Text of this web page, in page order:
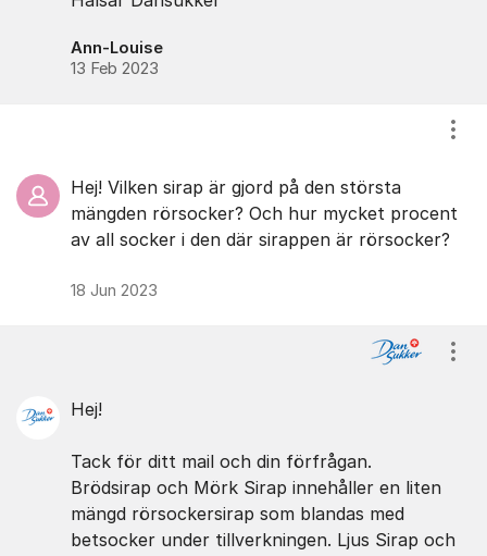
Ann-Louise
13 Feb 2023
Hej! Vilken sirap är gjord på den största
mängden rörsocker? Och hur mycket procent
av all socker i den där sirappen är rörsocker?
18 Jun 2023
Hej!
Tack för ditt mail och din förfrågan.
Brödsirap och Mörk Sirap innehåller en liten
mängd rörsockersirap som blandas med
betsocker under tillverkningen. Ljus Sirap och